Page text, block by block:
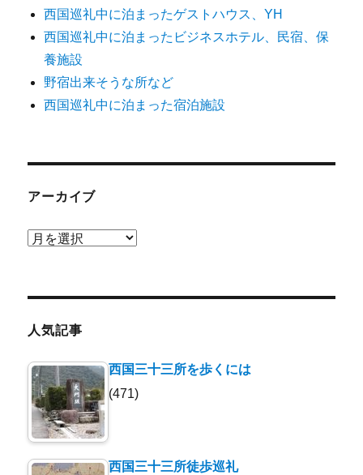
西国巡礼中に泊まったゲストハウス、YH
西国巡礼中に泊まったビジネスホテル、民宿、保
養施設
野宿出来そうな所など
西国巡礼中に泊まった宿泊施設
アーカイブ
ア
ブ
人気記事
西国三十三所を歩くには
(471)
西国三十三所徒歩巡礼